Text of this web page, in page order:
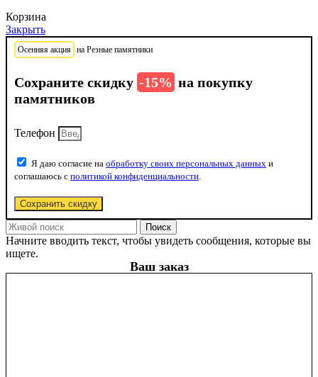
Корзина
Закрыть
Осенняя акция на Резные памятники
Сохраните скидку -15% на покупку
памятников
Телефон
Я даю согласие на обработку своих персональных данных и
соглашаюсь с политикой конфиденциальности
Сохранить скидку
Поиск
Начните вводить текст, чтобы увидеть сообщения, которые вы
ищете.
Ваш заказ